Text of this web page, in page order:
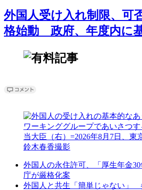
外国人受け入れ制限、可
格始動 政府、年度内に
外国人の永住許可、「厚生年金
庁が厳格化案
外国人と共生「簡単じゃない」